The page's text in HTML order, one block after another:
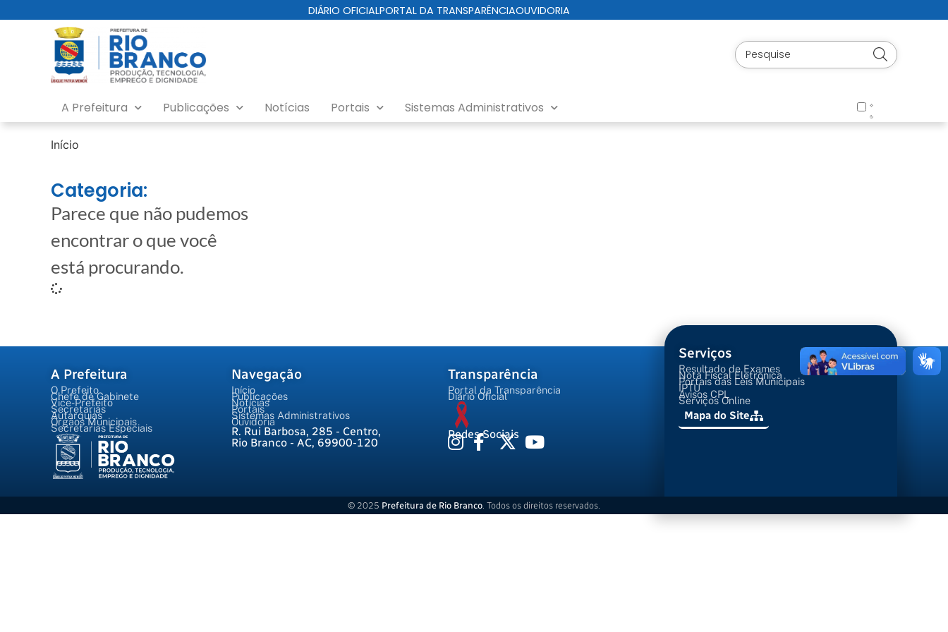
DIÁRIO OFICIALPORTAL DA TRANSPARÊNCIAOUVIDORIA
A Prefeitura Publicações Notícias Portais Sistemas Administrativos
Início
Categoria:
Parece que não pudemos
encontrar o que você
está procurando.
A Prefeitura
O Prefeito
Chefe de Gabinete
Vice-Prefeito
Secretarias
Autarquias
Órgãos Municipais
Secretarias Especiais
Navegação
Início
Publicações
Notícias
Portais
Sistemas Administrativos
Ouvidoria
R. Rui Barbosa, 285 - Centro,
Rio Branco - AC, 69900-120
Transparência
Portal da Transparência
Diário Oficial
Redes Sociais
Serviços
Resultado de Exames
Nota Fiscal Eletrônica
Portais das Leis Municipais
IPTU
Avisos CPL
Serviços Online
Mapa do Site
© 2025 Prefeitura de Rio Branco . Todos os direitos reservados.